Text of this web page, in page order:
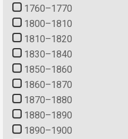
1760–1770
1800–1810
1810–1820
1830–1840
1850–1860
1860–1870
1870–1880
1880–1890
1890–1900